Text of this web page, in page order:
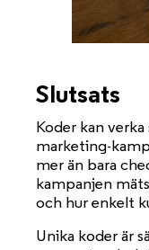
Slutsats
Koder kan
marketing-
mer än bara
kampanjen
och hur enkelt
Unika koder är